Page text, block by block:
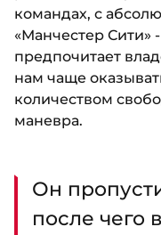
командах, с
«Манчестер Сити»
предпочитает
нам чаще
количеством
маневра.
Он
после чего